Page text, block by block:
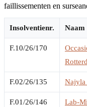
faillissementen en
Insolventienr. Naam
F.10/26/170
F.02/26/135 Najyla
F.01/26/146 Lab-